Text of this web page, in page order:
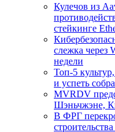
Кулечов из
стейкинге
слежка через
недели
Топ-5
и успеть
MVRDV
Шэньчжэне,
В ФРГ